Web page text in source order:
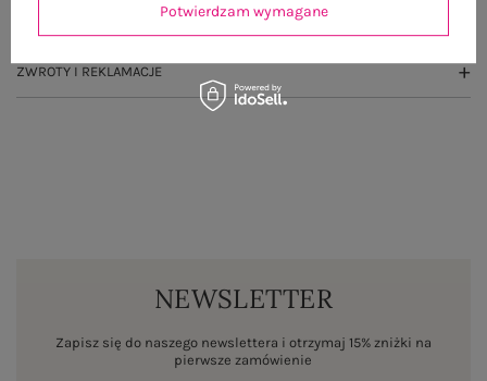
ZWROTY I REKLAMACJE
NEWSLETTER
Zapisz się do naszego newslettera i otrzymaj 15% zniżki na
pierwsze zamówienie
Potwierdzam wymagane